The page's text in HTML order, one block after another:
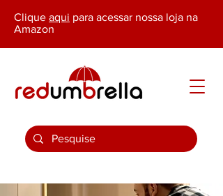
Clique aqui para acessar nossa loja na
Amazon